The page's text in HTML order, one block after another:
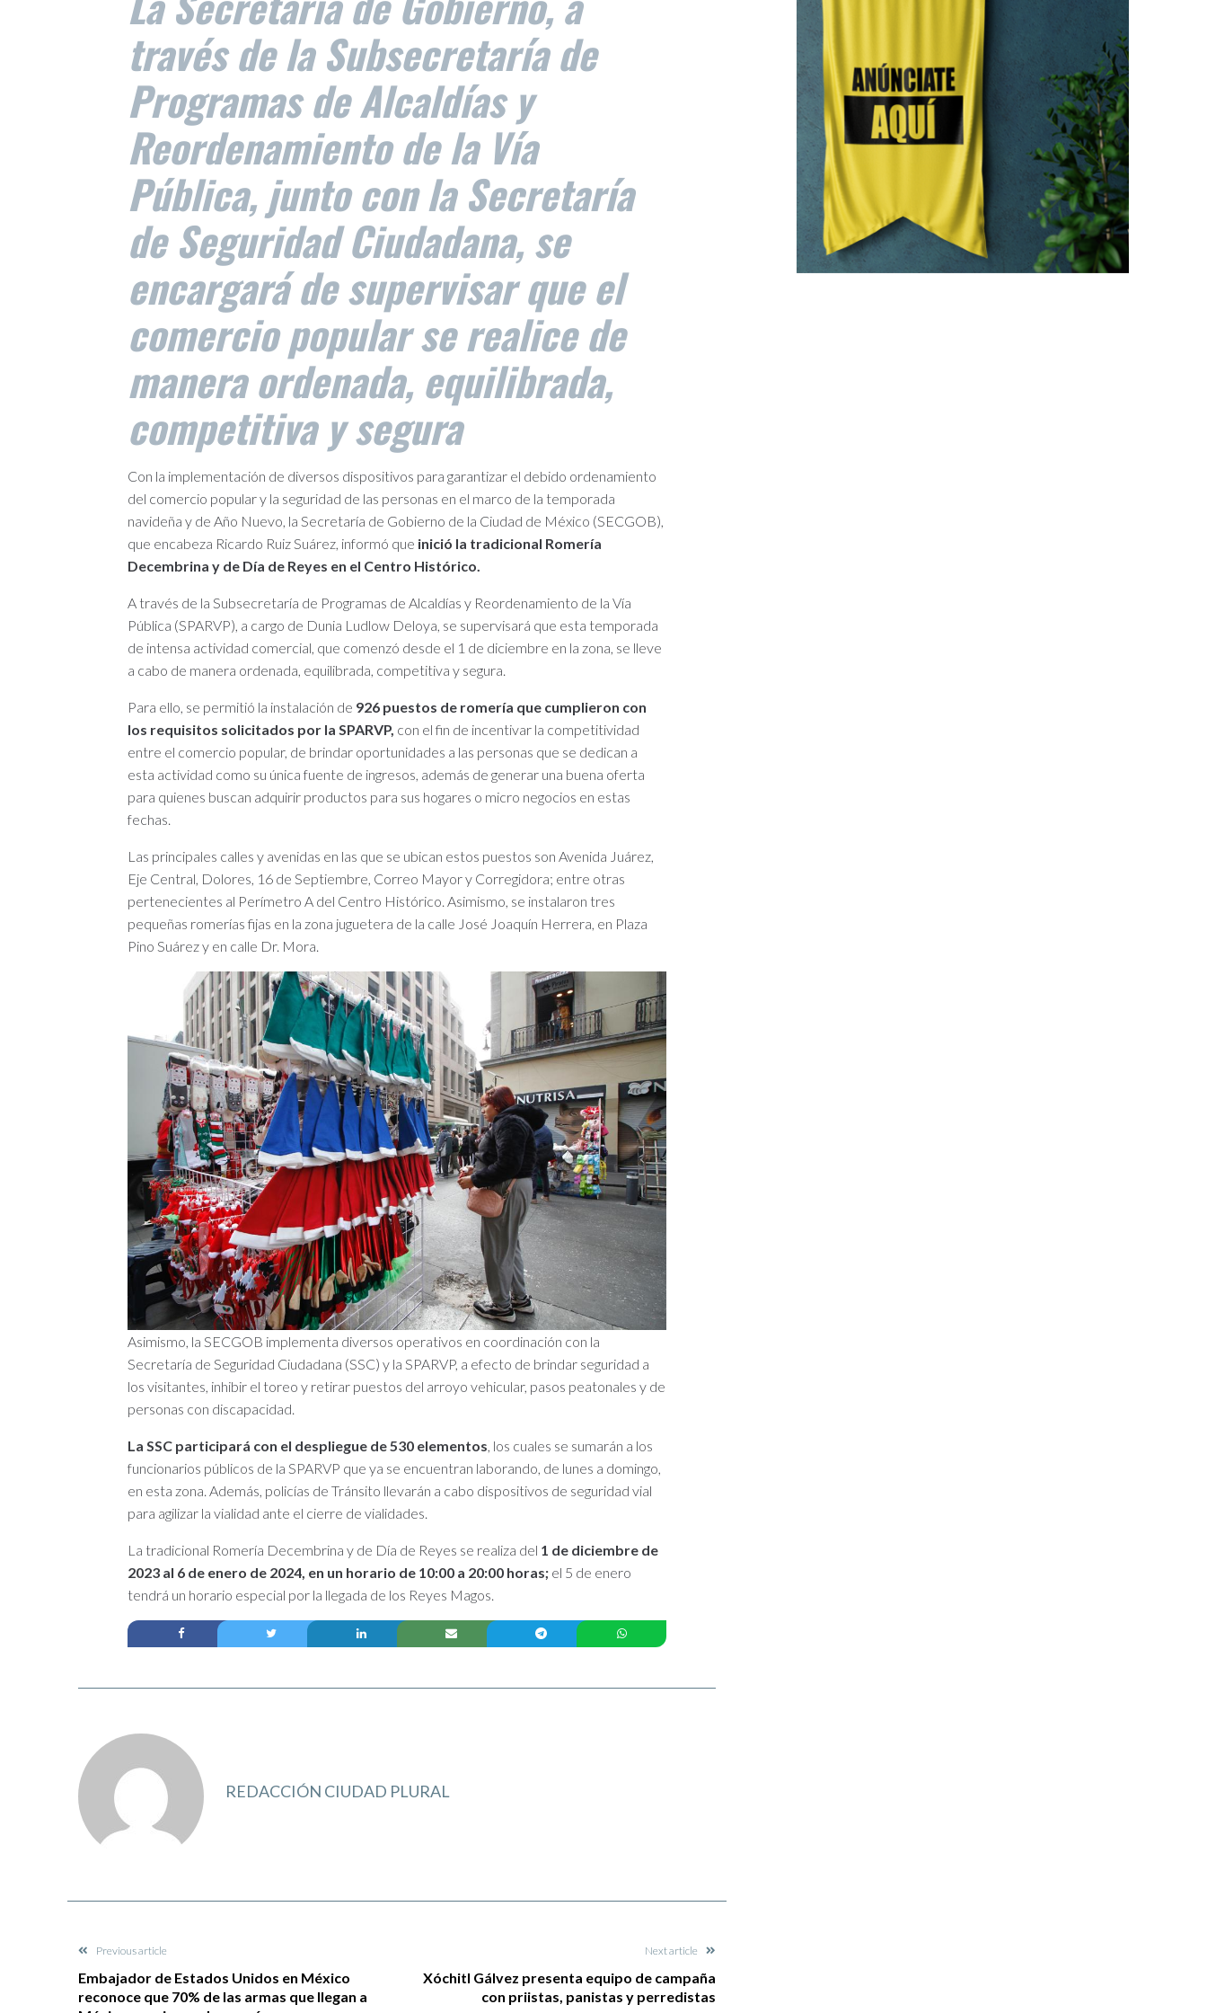
través de la Subsecretaría de
Programas de Alcaldías y
Reordenamiento de la Vía
Pública, junto con la Secretaría
de Seguridad Ciudadana, se
encargará de supervisar que el
comercio popular se realice de
manera ordenada, equilibrada,
competitiva y segura
Con la implementación de diversos dispositivos para garantizar el debido ordenamiento
del comercio popular y la seguridad de las personas en el marco de la temporada
navideña y de Año Nuevo, la Secretaría de Gobierno de la Ciudad de México (SECGOB),
que encabeza Ricardo Ruiz Suárez, informó que inició la tradicional Romería
Decembrina y de Día de Reyes en el Centro Histórico.
A través de la Subsecretaría de Programas de Alcaldías y Reordenamiento de la Vía
Pública (SPARVP), a cargo de Dunia Ludlow Deloya, se supervisará que esta temporada
de intensa actividad comercial, que comenzó desde el 1 de diciembre en la zona, se lleve
a cabo de manera ordenada, equilibrada, competitiva y segura.
Para ello, se permitió la instalación de 926 puestos de romería que cumplieron con
los requisitos solicitados por la SPARVP, con el fin de incentivar la competitividad
entre el comercio popular, de brindar oportunidades a las personas que se dedican a
esta actividad como su única fuente de ingresos, además de generar una buena oferta
para quienes buscan adquirir productos para sus hogares o micro negocios en estas
fechas.
Las principales calles y avenidas en las que se ubican estos puestos son Avenida Juárez,
Eje Central, Dolores, 16 de Septiembre, Correo Mayor y Corregidora; entre otras
pertenecientes al Perímetro A del Centro Histórico. Asimismo, se instalaron tres
pequeñas romerías fijas en la zona juguetera de la calle José Joaquín Herrera, en Plaza
Pino Suárez y en calle Dr. Mora.
Asimismo, la SECGOB implementa diversos operativos en coordinación con la
Secretaría de Seguridad Ciudadana (SSC) y la SPARVP, a efecto de brindar seguridad a
los visitantes, inhibir el toreo y retirar puestos del arroyo vehicular, pasos peatonales y de
personas con discapacidad.
La SSC participará con el despliegue de 530 elementos, los cuales se sumarán a los
funcionarios públicos de la SPARVP que ya se encuentran laborando, de lunes a domingo,
en esta zona. Además, policías de Tránsito llevarán a cabo dispositivos de seguridad vial
para agilizar la vialidad ante el cierre de vialidades.
La tradicional Romería Decembrina y de Día de Reyes se realiza del 1 de diciembre de
2023 al 6 de enero de 2024, en un horario de 10:00 a 20:00 horas; el 5 de enero
tendrá un horario especial por la llegada de los Reyes Magos.
REDACCIÓN CIUDAD PLURAL
Previous article
Embajador de Estados Unidos en México
reconoce que 70% de las armas que llegan a
Next article
Xóchitl Gálvez presenta equipo de campaña
con priistas, panistas y perredistas